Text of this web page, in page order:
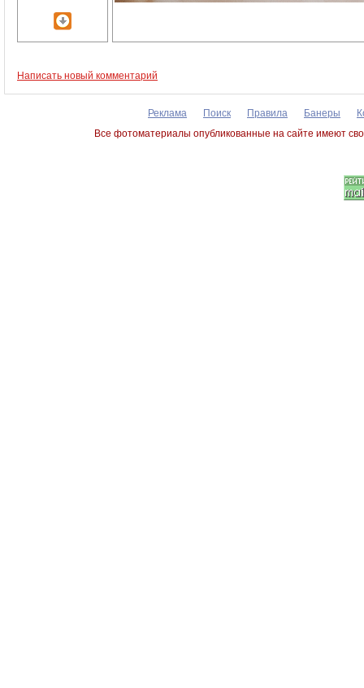
Написать новый комментарий
Реклама Поиск Правила Банеры
Все фотоматериалы опубликованные на сайте имеют